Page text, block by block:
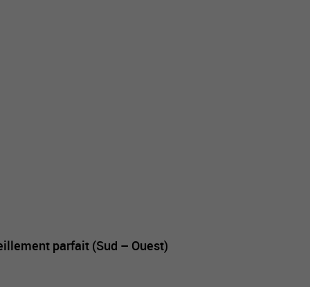
parfait (Sud – Ouest)